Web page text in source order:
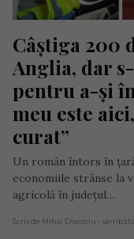
Câștiga 200
Anglia, dar
pentru a-și
meu este
curat”
Un român întors în
economiile strânse la
agricolă în județul…
Scris de Mihai Diaconu -